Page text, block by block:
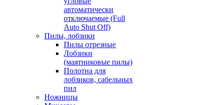
автоматически
отключаемые (Full
Auto Shut Off)
Пилы, лобзики
Пилы отрезные
Лобзики
(маятниковые пилы)
Полотна для
лобзиков, сабельных
пил
Ножницы